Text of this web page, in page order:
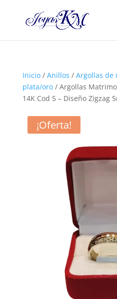
Inicio/ Anillos / Argollas de
plata/oro/ Argollas
14K Cod 5 – Diseño Zigzag
¡Oferta!